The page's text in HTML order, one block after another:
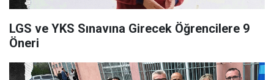
LGS ve YKS Sınavına Girecek Öğrencilere 9
Öneri